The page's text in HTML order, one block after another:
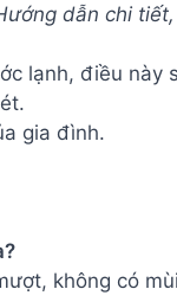
dẫn chi
lạnh, điều này
gia đình.
không có